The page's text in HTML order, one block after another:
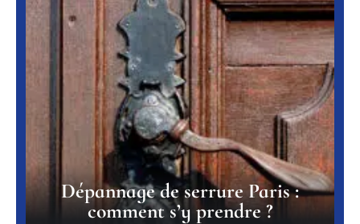
Dépannage de serrure Paris :
comment s’y prendre ?